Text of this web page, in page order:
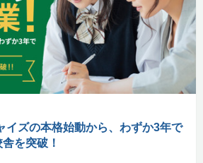
イズの本格始動から、わずか3年で
を突破！